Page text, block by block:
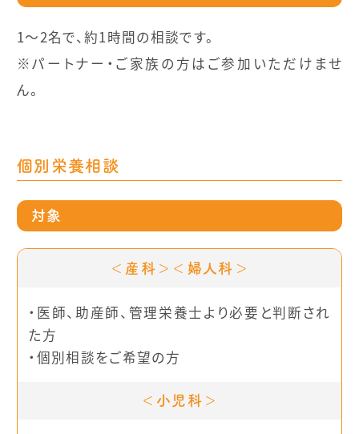
1～2名で、約1時間の相談です。
※パートナー・ご家族の方はご参加いただけませ
ん。
個別栄養相談
対象
＜産科＞＜婦人科＞
・医師、助産師、管理栄養士より必要と判断され
た方
・個別相談をご希望の方
＜小児科＞